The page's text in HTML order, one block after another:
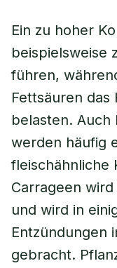
Ein zu hoher
beispielsweise
führen,
Fettsäuren das
belasten. Auch
werden häufig
fleischähnliche
Carrageen
und wird in
Entzündungen
gebracht.